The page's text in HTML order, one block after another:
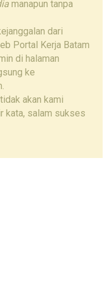
manapun tanpa
dari
Portal Kerja Batam
di halaman
ke
akan kami
kata, salam sukses